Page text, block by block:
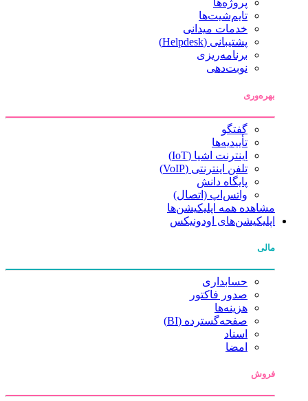
پروژه‌ها
تایم‌شیت‌ها
خدمات میدانی
پشتیبانی (Helpdesk)
برنامه‌ریزی
نوبت‌دهی
بهره‌وری
گفتگو
تأییدیه‌ها
اینترنت اشیا (IoT)
تلفن اینترنتی (VoIP)
پایگاه دانش
واتس‌اپ (اتصال)
مشاهده همه اپلیکیشن‌ها
اپلیکیشن‌های اودونیکس
مالی
حسابداری
صدور فاکتور
هزینه‌ها
صفحه‌گسترده (BI)
اسناد
امضا
فروش